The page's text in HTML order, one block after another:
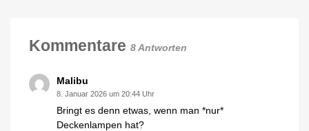
erhöht
Kommentare 8 Antworten
Malibu
8. Januar 2026 um 20:44 Uhr
Bringt es denn etwas, wenn man *nur*
Deckenlampen hat?